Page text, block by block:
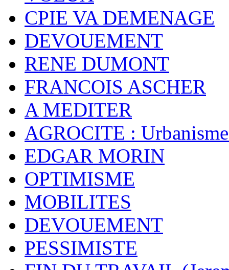
CPIE VA DEMENAGE
DEVOUEMENT
RENE DUMONT
FRANCOIS ASCHER
A MEDITER
AGROCITE :
EDGAR MORIN
OPTIMISME
MOBILITES
DEVOUEMENT
PESSIMISTE